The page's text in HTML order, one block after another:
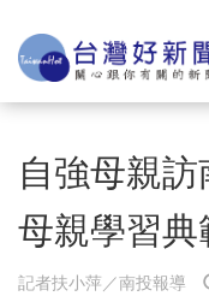
自強母親
母親學習典
記者扶小萍／南投報導